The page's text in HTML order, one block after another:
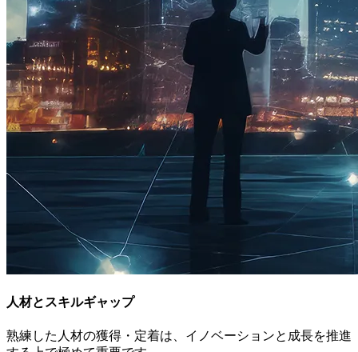
人材とスキルギャップ
熟練した人材の獲得・定着は、イノベーションと成長を推進